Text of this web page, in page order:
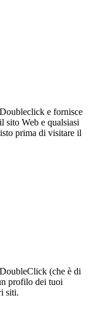
e fornisce
sito Web e qualsiasi
prima di visitare il
(che è di
profilo dei tuoi
siti.